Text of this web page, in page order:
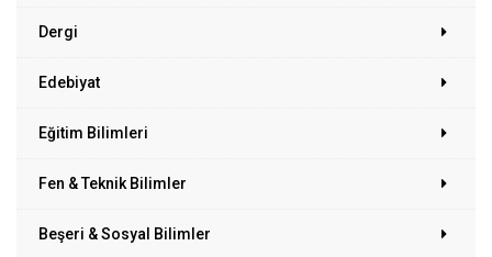
Dergi
Edebiyat
Eğitim Bilimleri
Fen & Teknik Bilimler
Beşeri & Sosyal Bilimler